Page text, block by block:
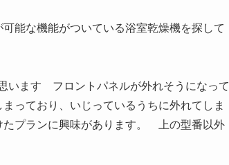
能な機能がついている浴室乾燥機を探して
います フロントパネルが外れそうになって
っており、いじっているうちに外れてしま
プランに興味があります。 上の型番以外